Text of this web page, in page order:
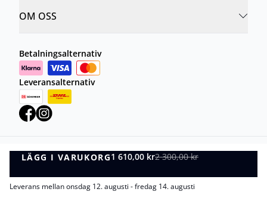
LÄGG I VARUKORG1 610,00 kr2 300,00 kr
LÄGG I VARUKORG
Leverans mellan onsdag 12. augusti - fredag 14. augusti
OM OSS
Betalningsalternativ
Leveransalternativ
Integritetspolicy Villkor
©DK Company Online AB 2026